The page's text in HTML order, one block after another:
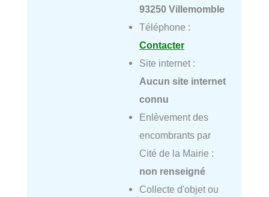
93250 Villemomble
Téléphone :
Contacter
Site internet :
Aucun site internet
connu
Enlèvement des
encombrants par
Cité de la Mairie :
non renseigné
Collecte d'objet ou